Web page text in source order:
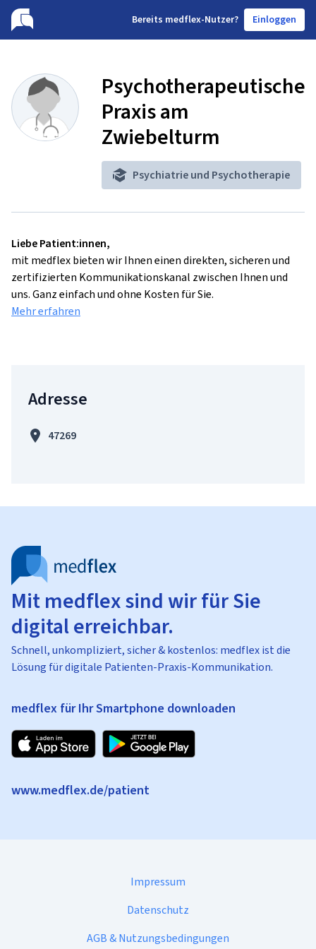
Bereits medflex-Nutzer? Einloggen
Psychotherapeutische
Praxis am
Zwiebelturm
Psychiatrie und Psychotherapie
Liebe Patient:innen,
mit medflex bieten wir Ihnen einen direkten, sicheren und
zertifizierten Kommunikationskanal zwischen Ihnen und
uns. Ganz einfach und ohne Kosten für Sie.
Mehr erfahren
Adresse
47269
Mit medflex sind wir für Sie
digital erreichbar.
Schnell, unkompliziert, sicher & kostenlos: medflex ist die
Lösung für digitale Patienten-Praxis-Kommunikation.
medflex für Ihr Smartphone downloaden
www.medflex.de/patient
Impressum
Datenschutz
AGB & Nutzungsbedingungen